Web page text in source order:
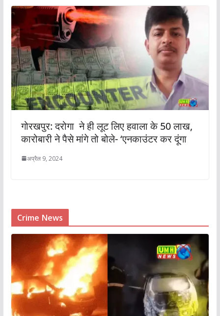
गोरखपुर: दरोगा ने ही लूट लिए हवाला के 50 लाख,
कारोबारी ने पैसे मांगे तो बोले- ‘एनकाउंटर कर दूंगा
अप्रैल 9, 2024
Crime News